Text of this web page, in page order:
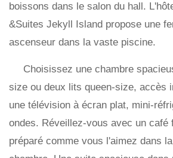
boissons dans le salon du hall.
&Suites Jekyll Island propose une
ascenseur dans la vaste piscine.
Choisissez une chambre
size ou deux lits queen-size, accès
une télévision à écran plat, mini-
ondes. Réveillez-vous avec un café
préparé comme vous l'aimez dans